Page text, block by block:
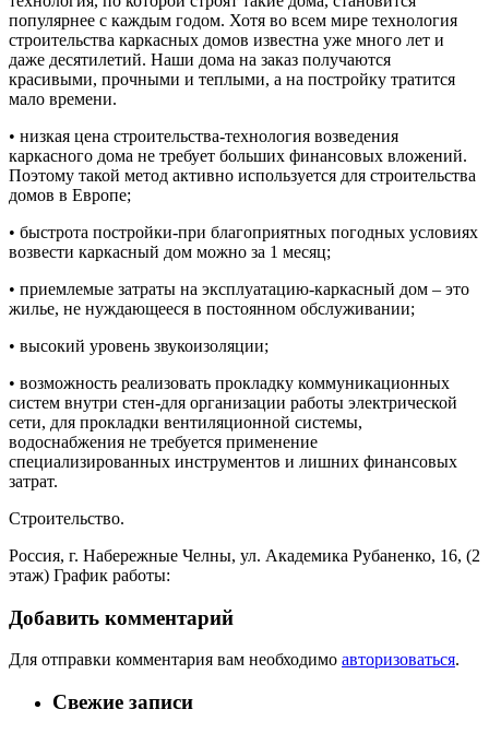
популярнее с каждым годом. Хотя во всем мире технология
строительства каркасных домов известна уже много лет и
даже десятилетий. Наши дома на заказ получаются
красивыми, прочными и теплыми, а на постройку тратится
мало времени.
• низкая цена строительства-технология возведения
каркасного дома не требует больших финансовых вложений.
Поэтому такой метод активно используется для строительства
домов в Европе;
• быстрота постройки-при благоприятных погодных условиях
возвести каркасный дом можно за 1 месяц;
• приемлемые затраты на эксплуатацию-каркасный дом – это
жилье, не нуждающееся в постоянном обслуживании;
• высокий уровень звукоизоляции;
• возможность реализовать прокладку коммуникационных
систем внутри стен-для организации работы электрической
сети, для прокладки вентиляционной системы,
водоснабжения не требуется применение
специализированных инструментов и лишних финансовых
затрат.
Строительство.
Россия, г. Набережные Челны, ул. Академика Рубаненко, 16, (2
этаж) График работы:
Добавить комментарий
Для отправки комментария вам необходимо авторизоваться.
Свежие записи